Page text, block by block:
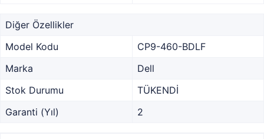
Diğer Özellikler
Model Kodu
CP9-460-BDLF
Marka
Dell
Stok Durumu
TÜKENDİ
Garanti (Yıl)
2